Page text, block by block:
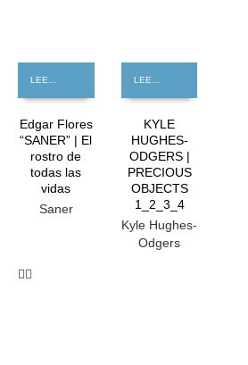
Edgar Flores
“SANER” | El
rostro de
todas las
vidas
Saner
KYLE
HUGHES-
ODGERS |
PRECIOUS
OBJECTS
1_2_3_4
Kyle Hughes-
Odgers